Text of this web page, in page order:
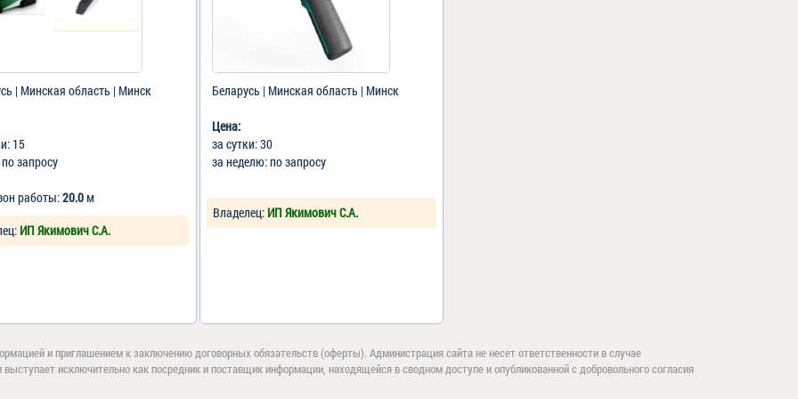
| Минская область | Минск
15
запросу
работы:20.0м
ИП Якимович С.А.
Беларусь | Минская область | Минск
Цена:
за сутки: 30
за неделю: по запросу
Владелец: ИП Якимович С.А.
и приглашением к заключению договорных обязательств (оферты). Администрация сайта не несет ответственности в случае
исключительно как посредник и поставщик информации, находящейся в сводном доступе и опубликованной с добровольного согласия